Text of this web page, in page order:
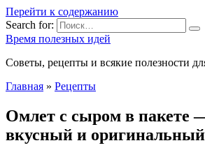
Перейти к содержанию
Search for:
Время полезных идей
Советы, рецепты и всякие полезности
Главная » Рецепты
Омлет с сыром в пакете
вкусный и оригинальный